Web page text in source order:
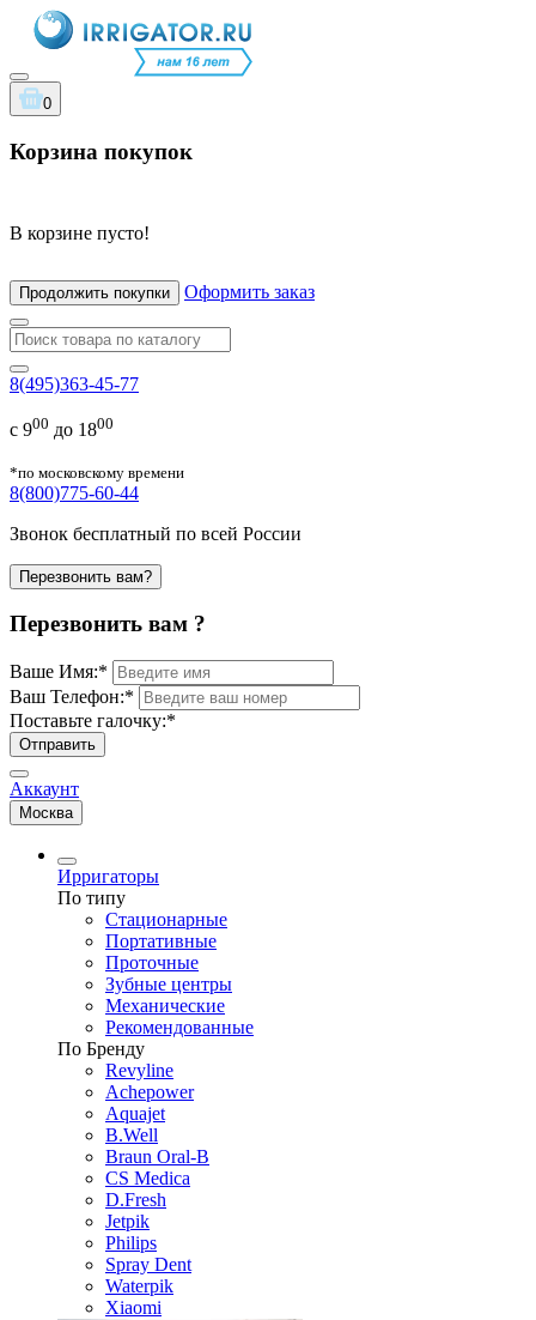
0
Корзина покупок
В корзине пусто!
Продолжить покупки Оформить заказ
8(495)363-45-77
с 900 до 1800
*по московскому времени
8(800)775-60-44
Звонок бесплатный по всей России
Перезвонить вам?
Перезвонить вам ?
Ваше Имя:*
Ваш Телефон:*
Поставьте галочку:*
Отправить
Аккаунт
Москва
Ирригаторы
По типу
Стационарные
Портативные
Проточные
Зубные центры
Механические
Рекомендованные
По Бренду
Revyline
Achepower
Aquajet
B.Well
Braun Oral-B
CS Medica
D.Fresh
Jetpik
Philips
Spray Dent
Waterpik
Xiaomi